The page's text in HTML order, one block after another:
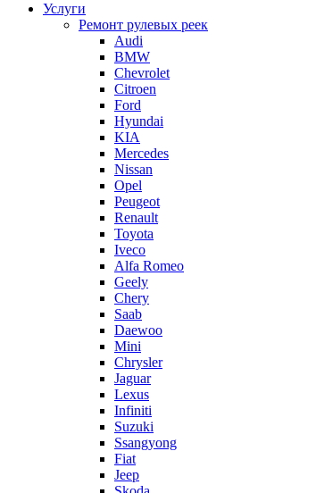
Услуги
Ремонт рулевых реек
Audi
BMW
Chevrolet
Citroen
Ford
Hyundai
KIA
Mercedes
Nissan
Opel
Peugeot
Renault
Toyota
Iveco
Alfa Romeo
Geely
Chery
Saab
Daewoo
Mini
Chrysler
Jaguar
Lexus
Infiniti
Suzuki
Ssangyong
Fiat
Jeep